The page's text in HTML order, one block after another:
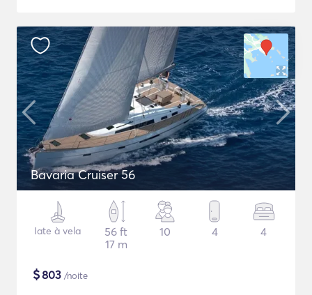
Bavaria Cruiser 56
Iate à vela
56 ft
17 m
10 4 4
$803 /noite